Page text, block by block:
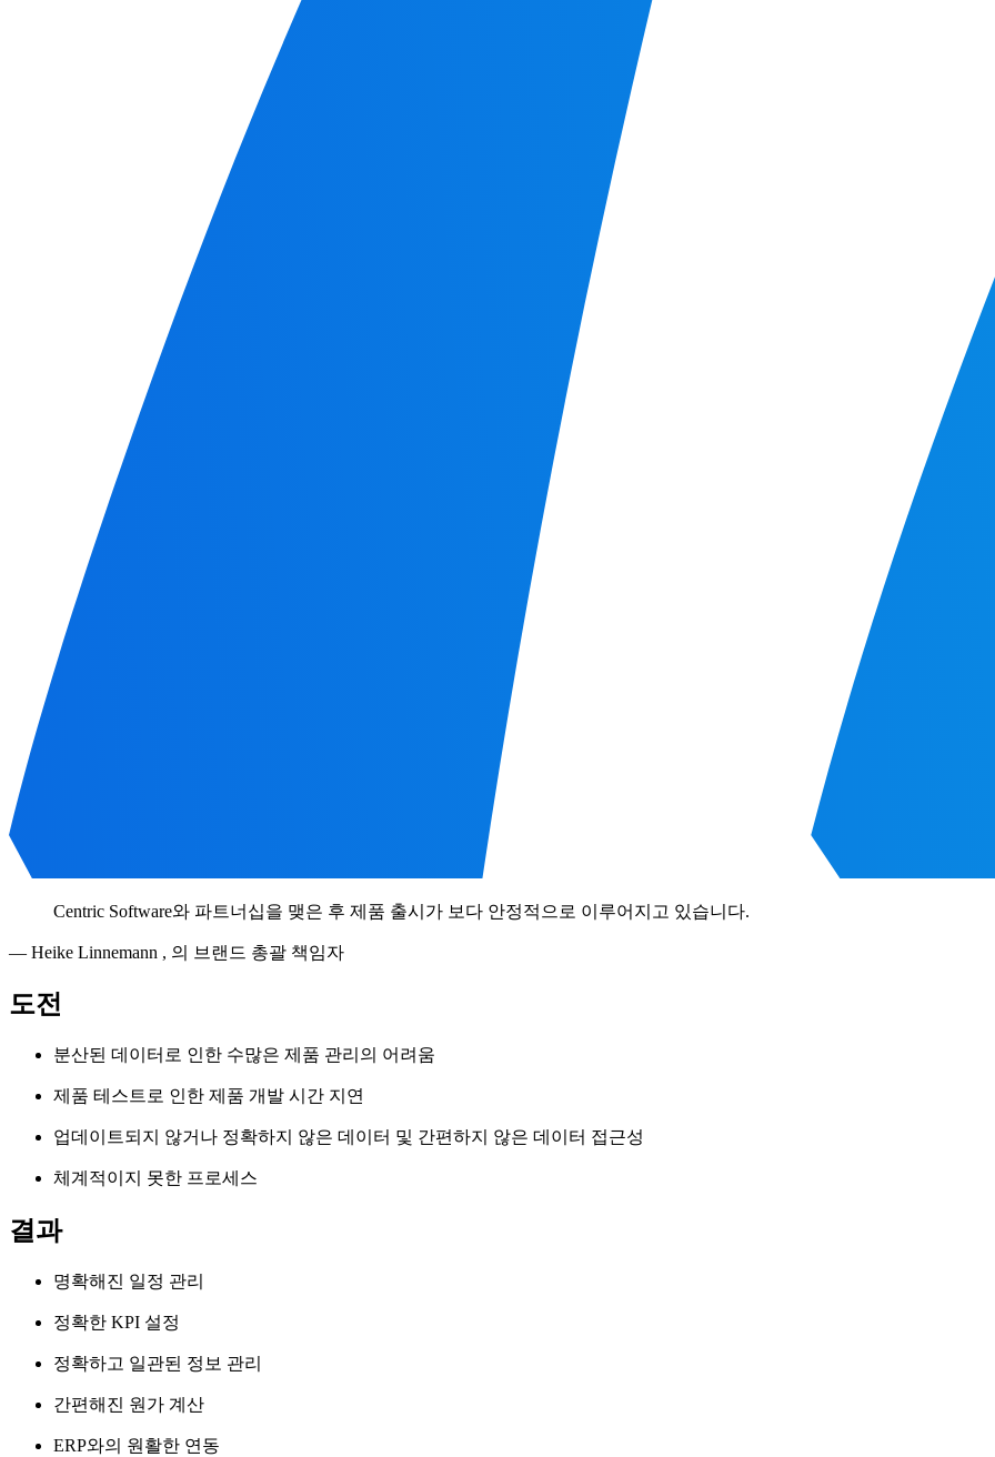
Centric Software와 파트너십을 맺은 후 제품 출시가 보다 안정적으로 이루어지고 있습니다.
— Heike Linnemann , 의 브랜드 총괄 책임자
도전
분산된 데이터로 인한 수많은 제품 관리의 어려움
제품 테스트로 인한 제품 개발 시간 지연
업데이트되지 않거나 정확하지 않은 데이터 및 간편하지 않은 데이터 접근성
체계적이지 못한 프로세스
결과
명확해진 일정 관리
정확한 KPI 설정
정확하고 일관된 정보 관리
간편해진 원가 계산
ERP와의 원활한 연동